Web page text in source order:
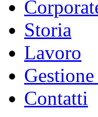
Storia
Lavoro
Contatti